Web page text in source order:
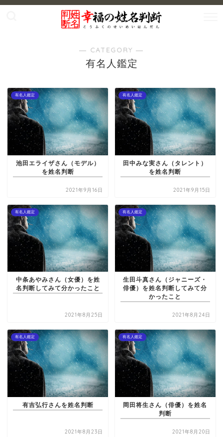
― CATEGORY ―
有名人鑑定
有名人鑑定
池田エライザさん（モデル）
を姓名判断
2021年9月16日
有名人鑑定
田中みな実さん（タレント）
を姓名判断
2021年9月15日
有名人鑑定
中条あやみさん（女優）を姓
名判断してみて分かったこと
2021年8月25日
有名人鑑定
生田斗真さん（ジャニーズ・
俳優）を姓名判断してみて分
かったこと
2021年8月24日
有名人鑑定
有吉弘行さんを姓名判断
2021年8月23日
有名人鑑定
岡田将生さん（俳優）を姓名
判断
2021年8月20日